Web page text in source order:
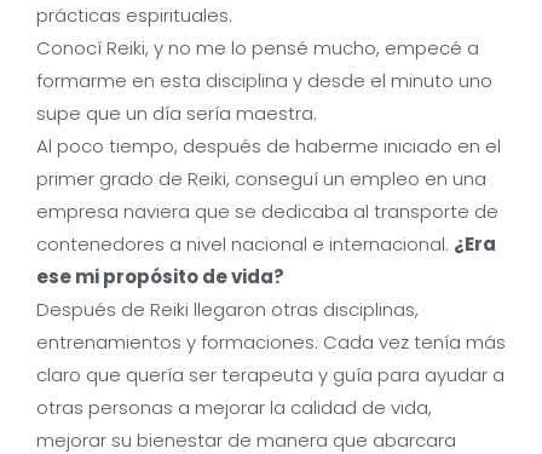
prácticas espirituales.
Conocí Reiki, y no me lo pensé mucho, empecé a
formarme en esta disciplina y desde el minuto uno
supe que un día sería maestra.
Al poco tiempo, después de haberme iniciado en el
primer grado de Reiki, conseguí un empleo en una
empresa naviera que se dedicaba al transporte de
contenedores a nivel nacional e internacional. ¿Era
ese mi propósito de vida?
Después de Reiki llegaron otras disciplinas,
entrenamientos y formaciones. Cada vez tenía más
claro que quería ser terapeuta y guía para ayudar a
otras personas a mejorar la calidad de vida,
mejorar su bienestar de manera que abarcara